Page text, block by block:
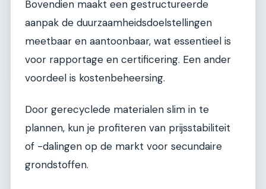
Bovendien maakt een gestructureerde
aanpak de duurzaamheidsdoelstellingen
meetbaar en aantoonbaar, wat essentieel is
voor rapportage en certificering. Een ander
voordeel is kostenbeheersing.
Door gerecyclede materialen slim in te
plannen, kun je profiteren van prijsstabiliteit
of -dalingen op de markt voor secundaire
grondstoffen.